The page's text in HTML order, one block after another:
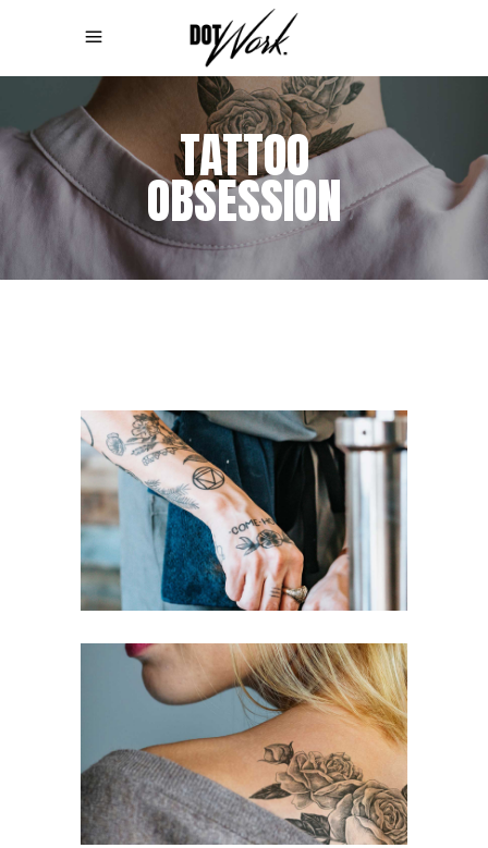
TATTOO
OBSESSION